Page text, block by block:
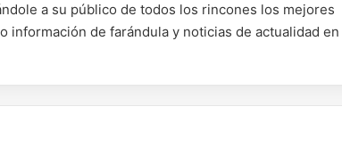
a su público de todos los rincones los mejores
información de farándula y noticias de actualidad en